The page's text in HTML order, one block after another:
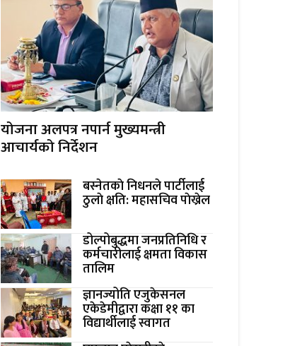
योजना अलपत्र नपार्न मुख्यमन्त्री
आचार्यको निर्देशन
बस्नेतकाे निधनले पार्टीलाई
ठुलाे क्षति: महासचिव पाेख्रेल
डोल्पोबुद्धमा जनप्रतिनिधि र
कर्मचारीलाई क्षमता विकास
तालिम
ज्ञानज्योति एजुकेसनल
एकेडेमीद्वारा कक्षा ११ का
विद्यार्थीलाई स्वागत